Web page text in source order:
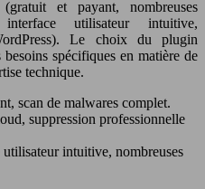
et payant, nombreuses
utilisateur intuitive,
Le choix du plugin
spécifiques en matière de
technique.
scan de malwares complet.
suppression professionnelle
intuitive, nombreuses